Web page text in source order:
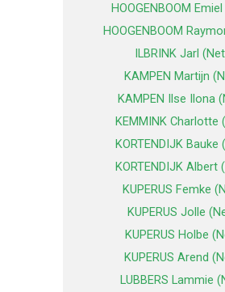
HOOGENBOOM
HOOGENBOOM
ILBRINK Jarl
KAMPEN Martijn
KAMPEN Ilse Ilona
KEMMINK Charlotte
KORTENDIJK
KORTENDIJK Albert
KUPERUS Femke
KUPERUS Jolle
KUPERUS Holbe
KUPERUS Arend
LUBBERS Lammie